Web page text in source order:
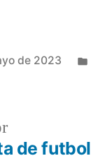
de 2023
Entrada
anterior:
de futbol